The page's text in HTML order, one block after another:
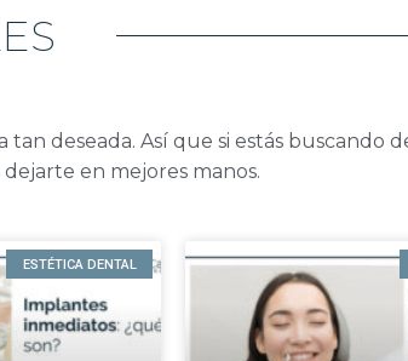
deseada. Así que si estás buscando
en mejores manos.
ESTÉTICA DENTAL